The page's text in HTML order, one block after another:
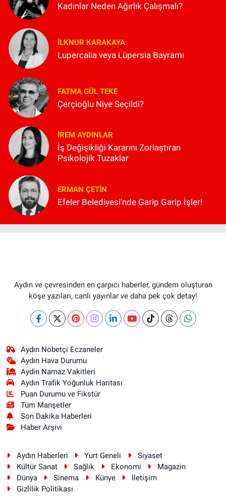
Kadınlar Neden Ağırlık Çalışmalı?
İLKNUR KARAKAYA
Lupercalia veya Lüpersia Bayramı
FATMA GÜL TEKE
Çerçioğlu Niye Seçildi?
İREM AYDINLAR
İş Değişikliği Kararını Zorlaştıran
Psikolojik Tuzaklar
ERMAN ÇETIN
Efeler Belediyesi'nde Garip Garip İşler!
Aydın ve çevresinden en çarpıcı haberler, gündem oluşturan
köşe yazıları, canlı yayınlar ve daha pek çok detay!
Aydın Nöbetçi Eczaneler
Aydın Hava Durumu
Aydin Namaz Vakitleri
Aydın Trafik Yoğunluk Haritası
Puan Durumu ve Fikstür
Tüm Manşetler
Son Dakika Haberleri
Haber Arşivi
Aydın Haberleri Yurt Geneli
Siyaset
Kültür Sanat
Sağlık Ekonomi
Magazin
Dünya
Sinema Künye
İletişim
Gizlilik Politikası